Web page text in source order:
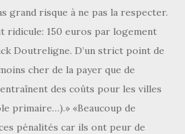
grand risque à ne pas la respecter.
ridicule: 150 euros par logement
Doutreligne. D’un strict point de
cher de la payer que de
des coûts pour les villes
primaire…).» «Beaucoup de
pénalités car ils ont peur de